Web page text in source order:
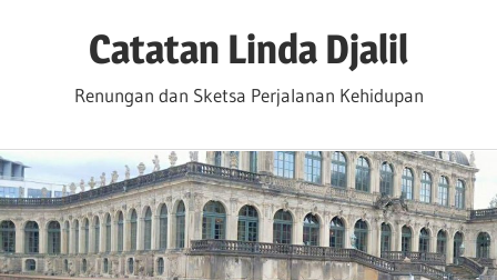
Catatan Linda Djalil
Renungan dan Sketsa Perjalanan Kehidupan